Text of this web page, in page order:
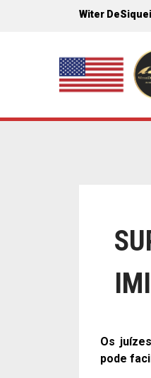
Witer
Os
pode